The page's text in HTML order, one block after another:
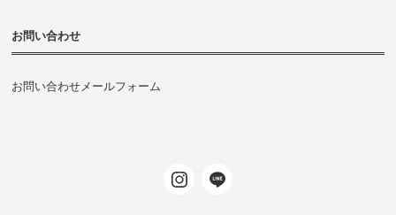
お問い合わせ
お問い合わせメールフォーム